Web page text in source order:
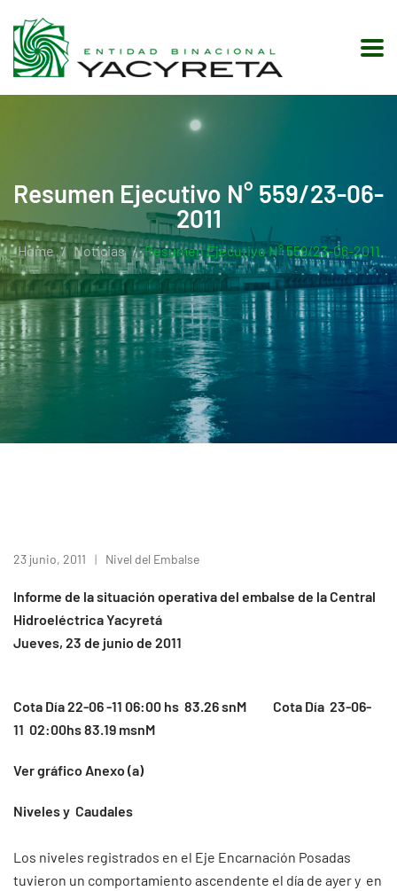
Resumen Ejecutivo N° 559/23-06-
2011
Home Noticias Resumen Ejecutivo N° 559/23-06-2011
23 junio, 2011 Nivel del Embalse
Informe de la situación operativa del embalse de la Central
Hidroeléctrica Yacyretá
Jueves, 23 de junio de 2011
Cota Día 22-06 -11 06:00 hs 83.26 snM Cota Día 23-06-
11 02:00hs 83.19 msnM
Ver gráfico Anexo (a)
Niveles y Caudales
Los niveles registrados en el Eje Encarnación Posadas
tuvieron un comportamiento ascendente el día de ayer y en